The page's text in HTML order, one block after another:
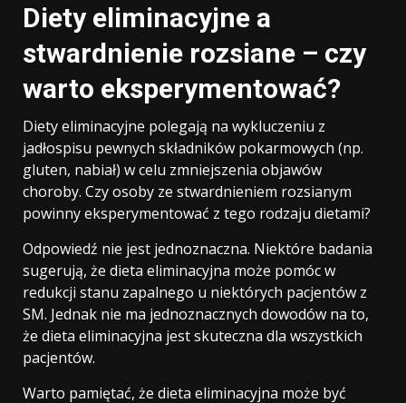
Diety eliminacyjne a
stwardnienie rozsiane – czy
warto eksperymentować?
Diety eliminacyjne polegają na wykluczeniu z
jadłospisu pewnych składników pokarmowych (np.
gluten, nabiał) w celu zmniejszenia objawów
choroby. Czy osoby ze stwardnieniem rozsianym
powinny eksperymentować z tego rodzaju dietami?
Odpowiedź nie jest jednoznaczna. Niektóre badania
sugerują, że dieta eliminacyjna może pomóc w
redukcji stanu zapalnego u niektórych pacjentów z
SM. Jednak nie ma jednoznacznych dowodów na to,
że dieta eliminacyjna jest skuteczna dla wszystkich
pacjentów.
Warto pamiętać, że dieta eliminacyjna może być